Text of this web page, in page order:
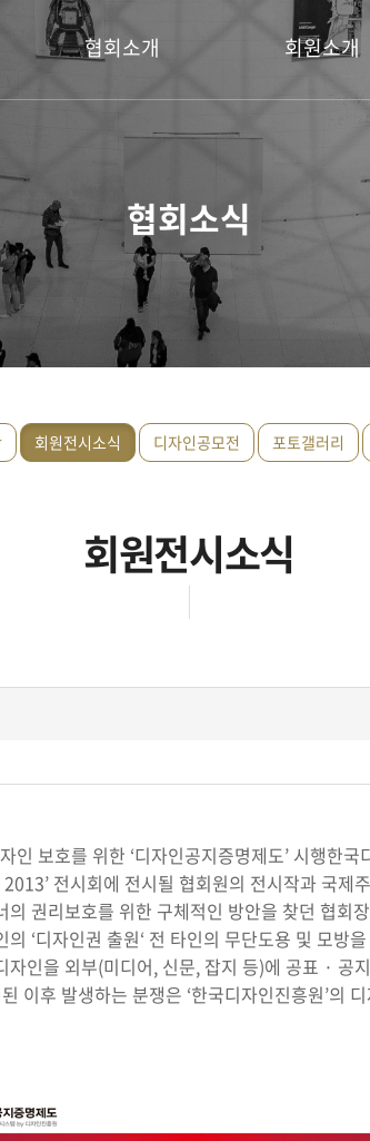
협회소개
회장 인사말
연혁
회원소개
명예회장
운영위원
이사
협회소식
회원전시소식 디자인공모전 포토갤러리
회원전시소식
보호를 위한 ‘디자인공지증명제도’ 시행한
전시회에 전시될 협회원의 전시작과 국
권리보호를 위한 구체적인 방안을 찾던 협회
‘디자인권 출원‘ 전 타인의 무단도용 및 모방
인을 외부(미디어, 신문, 잡지 등)에 공표 · 공
이후 발생하는 분쟁은 ‘한국디자인진흥원’의